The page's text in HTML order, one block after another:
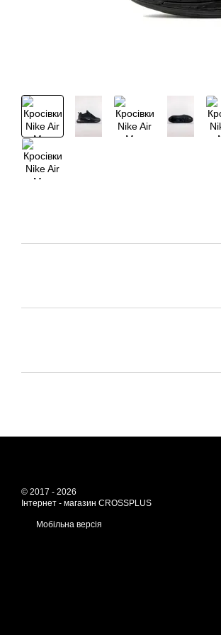
© 2017 - 2026
Інтернет - магазин CROSSPLUS
Мобільна версія